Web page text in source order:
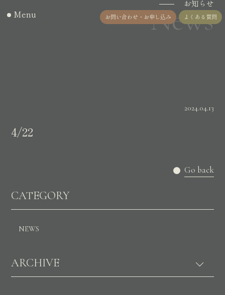
Menu お問い合わせ・お申し込み よくある質問
お知らせ
News
2024.04.13
4/22
Go back
CATEGORY
NEWS
ARCHIVE